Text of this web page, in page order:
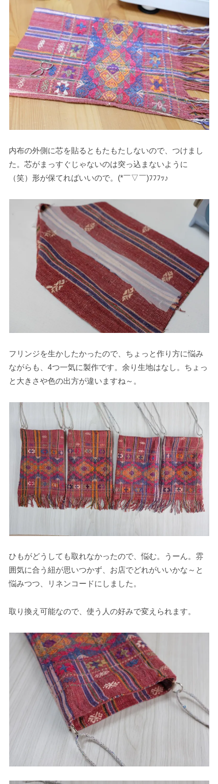
内布の外側に芯を貼るともたもたしないので、つけまし
た。芯がまっすぐじゃないのは突っ込まないように
（笑）形が保てればいいので。(*￣▽￣)ﾌﾌﾌｯ♪
フリンジを生かしたかったので、ちょっと作り方に悩み
ながらも、4つ一気に製作です。余り生地はなし。ちょっ
と大きさや色の出方が違いますね～。
ひもがどうしても取れなかったので、悩む。うーん。雰
囲気に合う紐が思いつかず、お店でどれがいいかな～と
悩みつつ、リネンコードにしました。
取り換え可能なので、使う人の好みで変えられます。